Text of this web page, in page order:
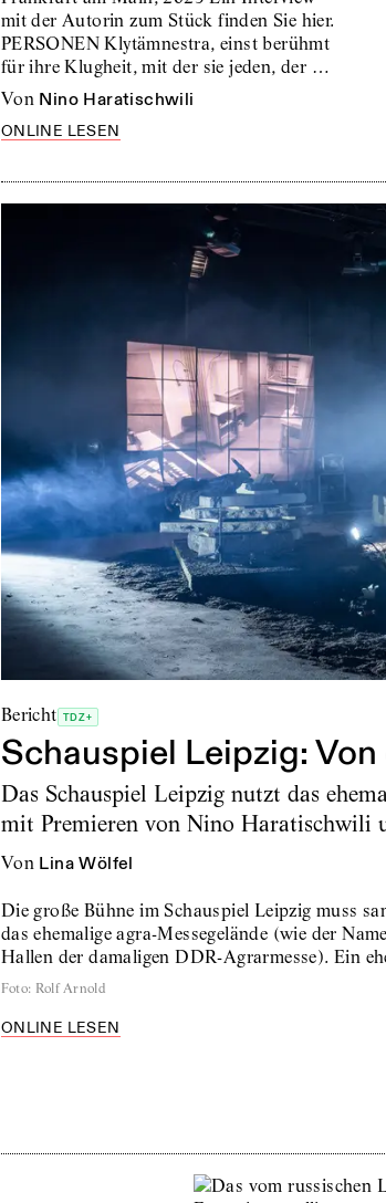
mit der Autorin zum Stück finden Sie hier.
PERSONEN Klytämnestra, einst berühmt
für ihre Klugheit, mit der sie jeden, der …
von Nino Haratischwili
ONLINE LESEN
Bericht TDZ+
Schauspiel Leipzig:
Das Schauspiel Leipzig nutzt das
mit Premieren von Nino Haratischwili
von Lina Wölfel
Die große Bühne im Schauspiel Leipzig muss
das ehemalige agra-Messegelände (wie der
Hallen der damaligen DDR-Agrarmesse). Ein
Foto: Rolf Arnold
ONLINE LESEN